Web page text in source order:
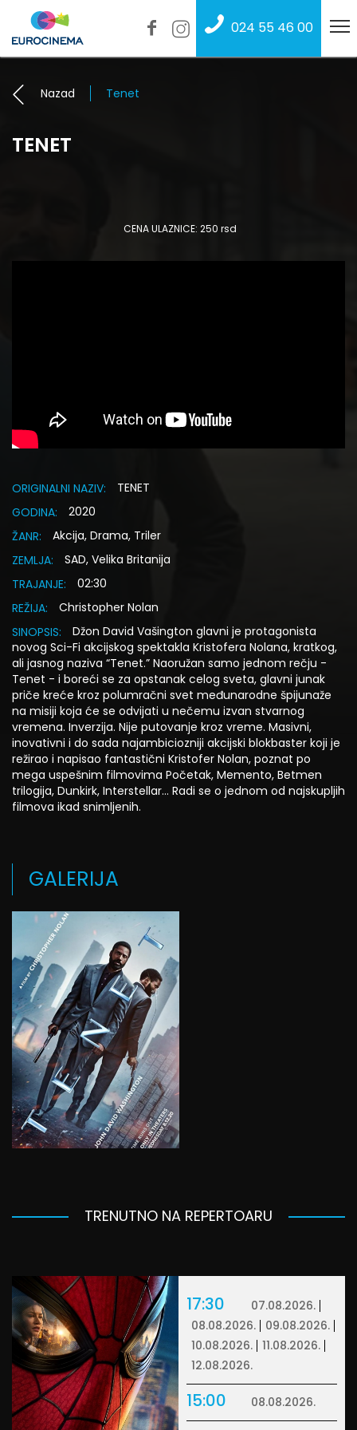
024 55 46 00
Nazad Tenet
TENET
CENA ULAZNICE: 250 rsd
ORIGINALNI NAZIV:
TENET
GODINA:
2020
ŽANR:
Akcija, Drama, Triler
ZEMLJA:
SAD, Velika Britanija
TRAJANJE:
02:30
REŽIJA:
Christopher Nolan
SINOPSIS:
Džon David Vašington glavni je protagonista
novog Sci-Fi akcijskog spektakla Kristofera Nolana, kratkog,
ali jasnog naziva “Tenet.” Naoružan samo jednom rečju -
Tenet - i boreći se za opstanak celog sveta, glavni junak
priče kreće kroz polumračni svet međunarodne špijunaže
na misiji koja će se odvijati u nečemu izvan stvarnog
vremena. Inverzija. Nije putovanje kroz vreme. Masivni,
inovativni i do sada najambiciozniji akcijski blokbaster koji je
režirao i napisao fantastični Kristofer Nolan, poznat po
mega uspešnim filmovima Početak, Memento, Betmen
trilogija, Dunkirk, Interstellar… Radi se o jednom od najskupljih
filmova ikad snimljenih.
GALERIJA
TRENUTNO NA REPERTOARU
17:30
07.08.2026.
08.08.2026.
09.08.2026.
10.08.2026.
11.08.2026.
12.08.2026.
15:00 08.08.2026.